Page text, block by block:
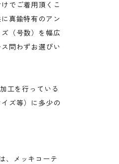
でご着用頂くこ
真鍮特有のアン
（号数）を幅広
問わずお選びい
工を行っている
ズ等）に多少の
、メッキコーテ